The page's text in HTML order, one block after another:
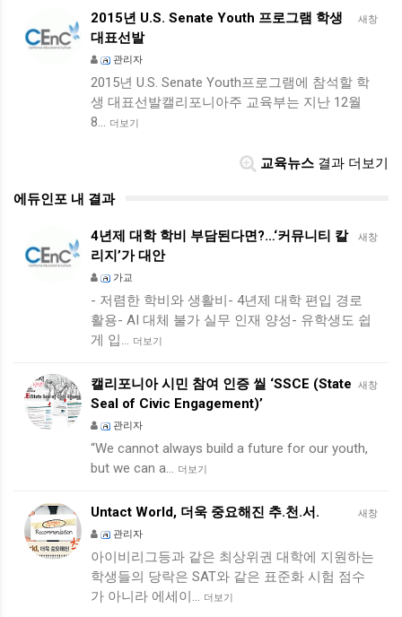
새창
2015년 U.S. Senate Youth 프로그램 학생
대표선발
관리자
2015년 U.S. Senate Youth프로그램에 참석할 학
생 대표선발캘리포니아주 교육부는 지난 12월
8… 더보기
교육뉴스 결과 더보기
에듀인포 내 결과
새창
4년제 대학 학비 부담된다면?…‘커뮤니티 칼
리지’가 대안
가교
- 저렴한 학비와 생활비- 4년제 대학 편입 경로
활용- AI 대체 불가 실무 인재 양성- 유학생도 쉽
게 입… 더보기
새창
캘리포니아 시민 참여 인증 씰 ‘SSCE (State
Seal of Civic Engagement)’
관리자
“We cannot always build a future for our youth,
but we can a… 더보기
새창
Untact World, 더욱 중요해진 추.천.서.
관리자
아이비리그등과 같은 최상위권 대학에 지원하는
학생들의 당락은 SAT와 같은 표준화 시험 점수
가 아니라 에세이… 더보기